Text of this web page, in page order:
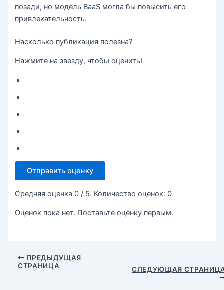
позади, но модель BaaS могла бы повысить его
привлекательность.
Насколько публикация полезна?
Нажмите на звезду, чтобы оценить!
Отправить оценку
Средняя оценка 0 / 5. Количество оценок: 0
Оценок пока нет. Поставьте оценку первым.
ПРЕДЫДУЩАЯ
СТРАНИЦА
СЛЕДУЮЩАЯ